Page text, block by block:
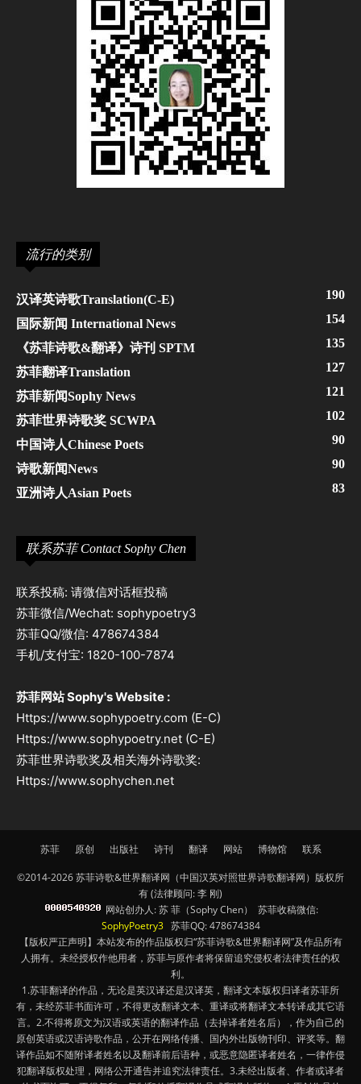
流行的类别
汉译英诗歌Translation(C-E) 190
国际新闻 International News 154
《苏菲诗歌&翻译》诗刊 SPTM 135
苏菲翻译Translation 127
苏菲新闻Sophy News 121
苏菲世界诗歌奖 SCWPA 102
中国诗人Chinese Poets 90
诗歌新闻News 90
亚洲诗人Asian Poets 83
联系苏菲 Contact Sophy Chen
联系投稿: 请微信对话框投稿
苏菲微信/Wechat: sophypoetry3
苏菲QQ/微信: 478674384
手机/支付宝: 1820-100-7874
苏菲网站 Sophy's Website :
Https://www.sophypoetry.com (E-C)
Https://www.sophypoetry.net (C-E)
苏菲世界诗歌奖及相关海外诗歌奖:
Https://www.sophychen.net
苏菲 原创 出版社 诗刊 翻译 网站 博物馆 联系
©2014-2026 苏菲诗歌&世界翻译网（中国汉英对照世界诗歌翻译网）版权所
有 (法律顾问: 李 刚)
网站创办人: 苏 菲（Sophy Chen） 苏菲收稿微信:
SophyPoetry3苏菲QQ: 478674384
【版权严正声明】本站发布的作品版权归“苏菲诗歌&世界翻译网”及作品所有
人拥有。未经授权作他用者，苏菲与原作者将保留追究侵权者法律责任的权
利。
1.苏菲翻译的作品，无论是英汉译还是汉译英，翻译文本版权归译者苏菲所
有，未经苏菲书面许可，不得更改翻译文本、重译或将翻译文本转译成其它语
言。2.不得将原文为汉语或英语的翻译作品（去掉译者姓名后），作为自己的
原创英语或汉语诗歌作品，公开在网络传播、国内外出版物刊印、评奖等。翻
译作品如不随附译者姓名以及翻译前后语种，或恶意隐匿译者姓名，一律作侵
犯翻译版权处理，网络公开通告并追究法律责任。3.未经出版者、作者或译者